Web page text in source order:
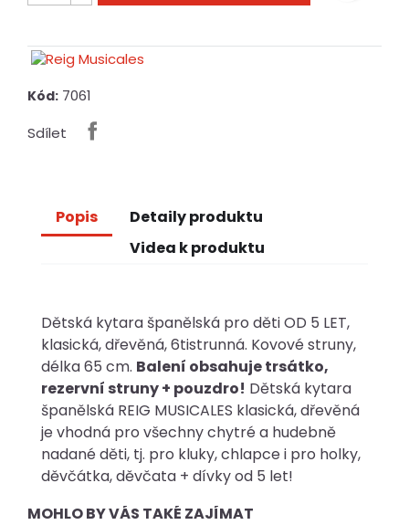
Kód: 7061
Sdílet
Popis
Detaily produktu
Videa k produktu
Dětská kytara španělská pro děti OD 5 LET,
klasická, dřevěná, 6tistrunná. Kovové struny,
délka 65 cm. Balení obsahuje trsátko,
rezervní struny + pouzdro! Dětská kytara
španělská REIG MUSICALES klasická, dřevěná
je vhodná pro všechny chytré a hudebně
nadané děti, tj. pro kluky, chlapce i pro holky,
děvčátka, děvčata + dívky od 5 let!
MOHLO BY VÁS TAKÉ ZAJÍMAT